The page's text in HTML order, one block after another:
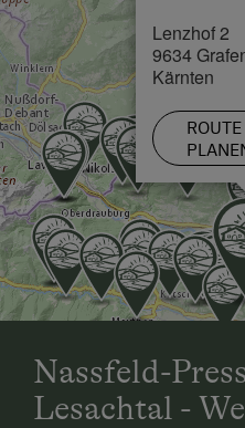
Lenzhof 2
9634
Kärnten
ROUTE
Nassfeld-
Lesachtal -